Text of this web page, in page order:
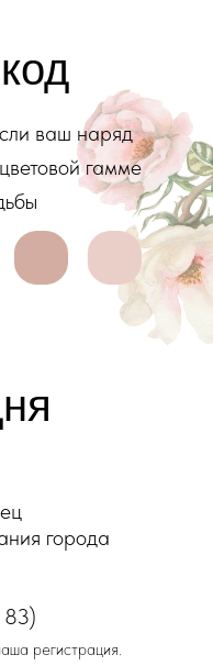
ваш наряд
гамме
города
83)
регистрация.